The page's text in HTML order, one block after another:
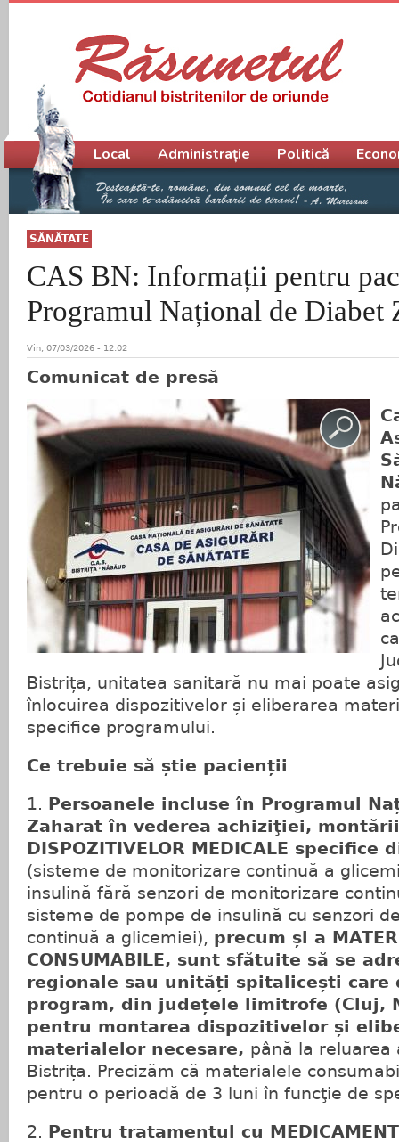
SĂNĂTATE
CAS BN: Informații pentru
Programul Național de Diabet
Vin, 07/03/2026 - 12:02
Comunicat de presă
Bistrița, unitatea sanitară nu mai poate
înlocuirea dispozitivelor și eliberarea
specifice programului.
Ce trebuie să știe pacienții
1.
Persoanele incluse în Programul
Zaharat în vederea achiziţiei, mont
DISPOZITIVELOR MEDICALE
(sisteme de monitorizare continuă a
insulină fără senzori de monitorizare
sisteme de pompe de insulină cu senzori
continuă a glicemiei), precum și a
CONSUMABILE, sunt sfătuite să se
regionale sau unități spitalicești care
program, din județele limitrofe (Cluj,
pentru montarea dispozitivelor și
materialelor necesare, până la reluarea
Bistrița. Precizăm că materialele
pentru o perioadă de 3 luni în funcţie de
2.
Pentru tratamentul cu
Meniu principal
Local Administrație Politică